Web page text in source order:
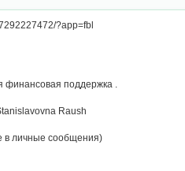
?app=fbl
финансовая поддержка .
Raush
в личные сообщения)